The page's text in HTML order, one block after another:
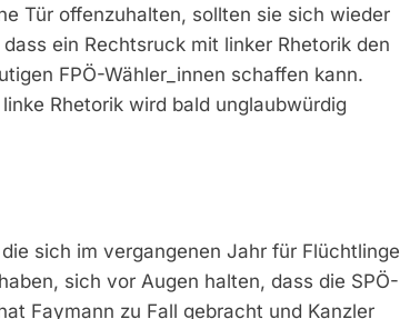
Tür offenzuhalten, sollten sie sich wieder
ein Rechtsruck mit linker Rhetorik den
FPÖ-Wähler_innen schaffen kann.
Rhetorik wird bald unglaubwürdig
sich im vergangenen Jahr für Flüchtlinge
sich vor Augen halten, dass die SPÖ-
Faymann zu Fall gebracht und Kanzler